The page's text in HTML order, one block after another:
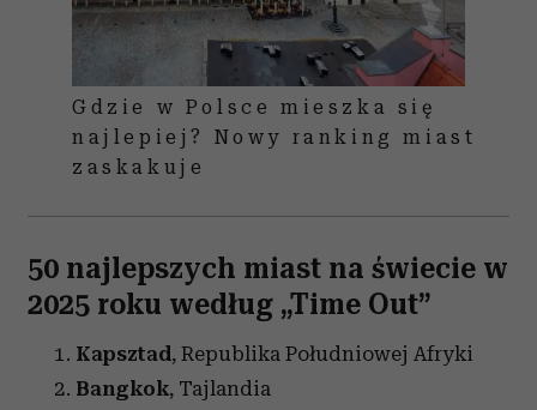
Gdzie w Polsce mieszka się
najlepiej? Nowy ranking miast
zaskakuje
50 najlepszych miast na świecie w
2025 roku według „Time Out”
Kapsztad, Republika Południowej Afryki
Bangkok, Tajlandia